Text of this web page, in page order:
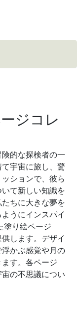
ジコレ
的な探検者の一
宇宙に旅し、驚
ションで、彼ら
て新しい知識を
ちに大きな夢を
うにインスパイ
塗り絵ページ
します。デザイ
かぶ感覚や月の
す。各ページ
の不思議につい